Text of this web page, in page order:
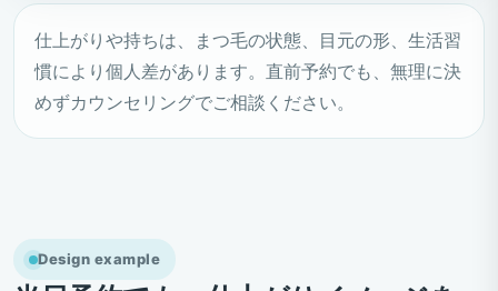
仕上がりや持ちは、まつ毛の状態、目元の形、生活習
慣により個人差があります。直前予約でも、無理に決
めずカウンセリングでご相談ください。
Design example